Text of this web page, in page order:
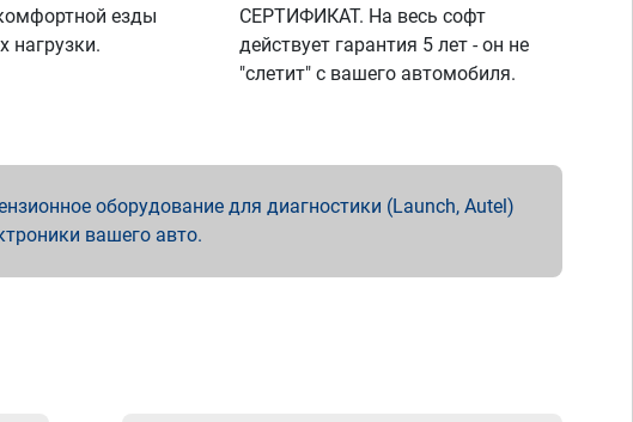
езды
нагрузки.
СЕРТИФИКАТ. На весь софт
действует гарантия 5 лет - он не
"слетит" с вашего автомобиля.
оборудование для диагностики (Launch, Autel)
вашего авто.